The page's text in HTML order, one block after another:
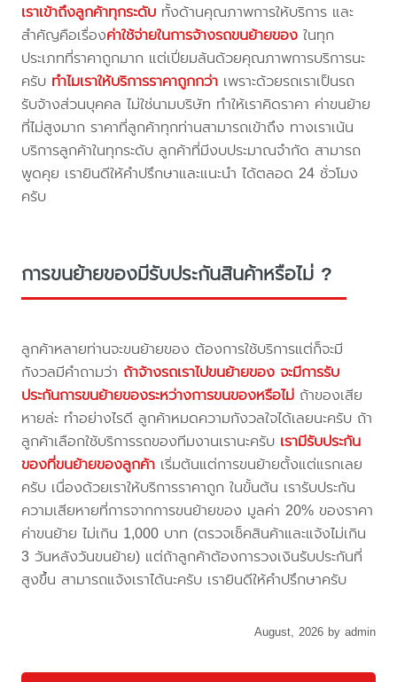
เราเข้าถึงลูกค้าทุกระดับ ทั้งด้านคุณภาพการให้บริการ และ
สำคัญคือเรื่องค่าใช้จ่ายในการจ้างรถขนย้ายของ ในทุก
ประเภทที่ราคาถูกมาก แต่เปี่ยมล้นด้วยคุณภาพการบริการนะ
ครับ ทำไมเราให้บริการราคาถูกกว่า เพราะด้วยรถเราเป็นรถ
รับจ้างส่วนบุคคล ไม่ใช่นามบริษัท ทำให้เราคิดราคา ค่าขนย้าย
ที่ไม่สูงมาก ราคาที่ลูกค้าทุกท่านสามารถเข้าถึง ทางเราเน้น
บริการลูกค้าในทุกระดับ ลูกค้าที่มีงบประมาณจำกัด สามารถ
พูดคุย เรายินดีให้คำปรึกษาและแนะนำ ได้ตลอด 24 ชั่วโมง
ครับ
การขนย้ายของมีรับประกันสินค้าหรือไม่ ?
ลูกค้าหลายท่านจะขนย้ายของ ต้องการใช้บริการแต่ก็จะมี
กังวลมีคำถามว่า ถ้าจ้างรถเราไปขนย้ายของ จะมีการรับ
ประกันการขนย้ายของระหว่างการขนของหรือไม่ ถ้าของเสีย
หายล่ะ ทำอย่างไรดี ลูกค้าหมดความกังวลใจได้เลยนะครับ ถ้า
ลูกค้าเลือกใช้บริการรถของทีมงานเรานะครับ เรามีรับประกัน
ของที่ขนย้ายของลูกค้า เริ่มต้นแต่การขนย้ายตั้งแต่แรกเลย
ครับ เนื่องด้วยเราให้บริการราคาถูก ในขั้นต้น เรารับประกัน
ความเสียหายที่การจากการขนย้ายของ มูลค่า 20% ของราคา
ค่าขนย้าย ไม่เกิน 1,000 บาท (ตรวจเช็คสินค้าและแจ้งไม่เกิน
3 วันหลังวันขนย้าย) แต่ถ้าลูกค้าต้องการวงเงินรับประกันที่
สูงขึ้น สามารถแจ้งเราได้นะครับ เรายินดีให้คำปรึกษาครับ
August, 2026 by admin